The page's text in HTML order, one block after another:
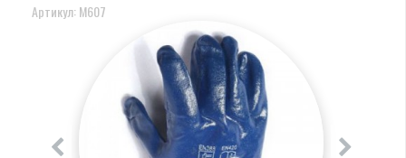
Артикул: M607